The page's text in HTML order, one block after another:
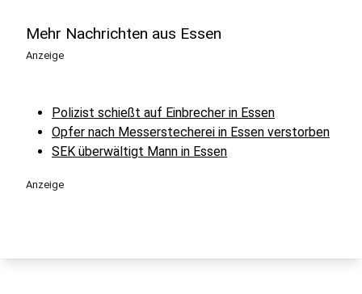
Mehr Nachrichten aus Essen
Anzeige
Polizist schießt auf Einbrecher in Essen
Opfer nach Messerstecherei in Essen verstorben
SEK überwältigt Mann in Essen
Anzeige